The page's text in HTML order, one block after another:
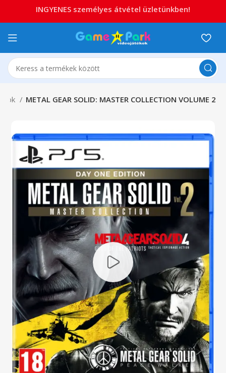
METAL GEAR SOLID: MASTER COLLECTION VOLUME 2
INGYENES személyes átvétel üzletünkben!